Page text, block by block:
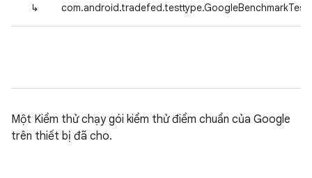
↳ com.android.tradefed.testtype.GoogleBenchmarkTest
Một Kiểm thử chạy gói kiểm thử điểm chuẩn của Google
trên thiết bị đã cho.